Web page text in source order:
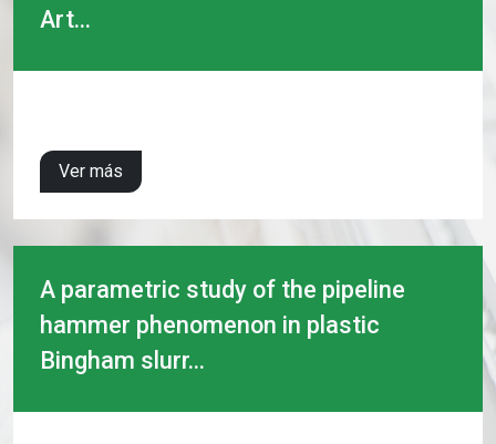
Art...
Ver más
A parametric study of the pipeline
hammer phenomenon in plastic
Bingham slurr...